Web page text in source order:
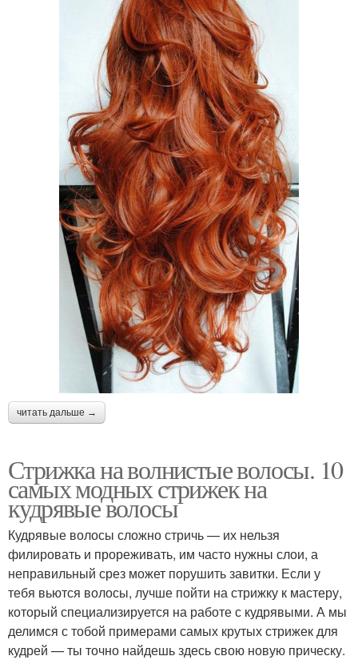
читать дальше →
Стрижка на волнистые волосы. 10
самых модных стрижек на
кудрявые волосы
Кудрявые волосы сложно стричь — их нельзя
филировать и прореживать, им часто нужны слои, а
неправильный срез может порушить завитки. Если у
тебя вьются волосы, лучше пойти на стрижку к мастеру,
который специализируется на работе с кудрявыми. А мы
делимся с тобой примерами самых крутых стрижек для
кудрей — ты точно найдешь здесь свою новую прическу.